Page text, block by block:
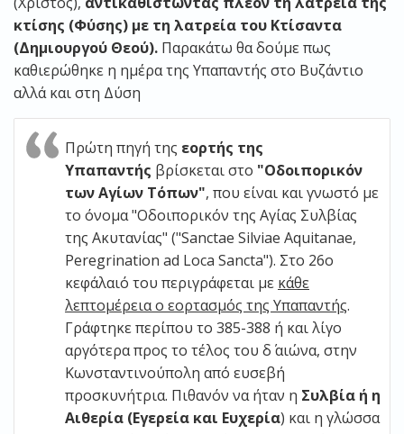
κτίσης (Φύσης) με τη λατρεία του Κτίσαντα
(Δημιουργού Θεού). Παρακάτω θα δούμε πως
καθιερώθηκε η ημέρα της Υπαπαντής στο Βυζάντιο
αλλά και στη Δύση
Πρώτη πηγή της εορτής της
Υπαπαντής βρίσκεται στο "Οδοιπορικόν
των Αγίων Τόπων", που είναι και γνωστό με
το όνομα "Οδοιπορικόν της Αγίας Συλβίας
της Ακυτανίας" ("Sanctae Silviae Aquitanae,
Peregrination ad Loca Sancta"). Στο 26ο
κεφάλαιό του περιγράφεται με κάθε
λεπτομέρεια ο εορτασμός της Υπαπαντής.
Γράφτηκε περίπου το 385-388 ή και λίγο
αργότερα προς το τέλος του δ΄ αιώνα, στην
Κωνσταντινούπολη από ευσεβή
προσκυνήτρια. Πιθανόν να ήταν η Συλβία ή η
Αιθερία (Εγερεία και Ευχερία) και η γλώσσα